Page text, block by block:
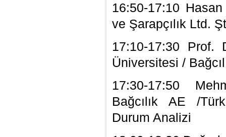
16:50-17:10
ve Şarapçılık Ltd.
17:10-17:30 Prof.
Üniversitesi /
17:30-17:50
Bağcılık AE /
Durum Analizi